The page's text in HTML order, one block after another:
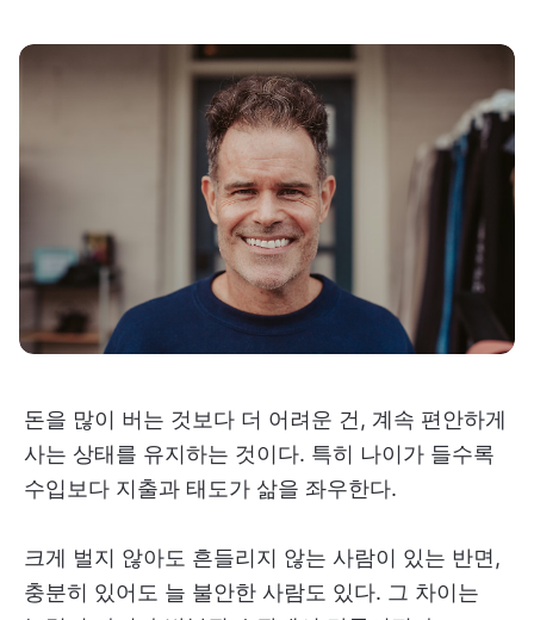
돈을 많이 버는 것보다 더 어려운 건, 계속 편안하게
사는 상태를 유지하는 것이다. 특히 나이가 들수록
수입보다 지출과 태도가 삶을 좌우한다.
크게 벌지 않아도 흔들리지 않는 사람이 있는 반면,
충분히 있어도 늘 불안한 사람도 있다. 그 차이는